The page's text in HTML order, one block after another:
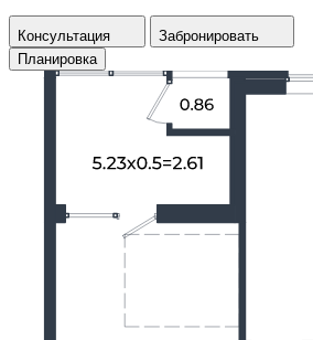
Консультация
Забронировать
Планировка